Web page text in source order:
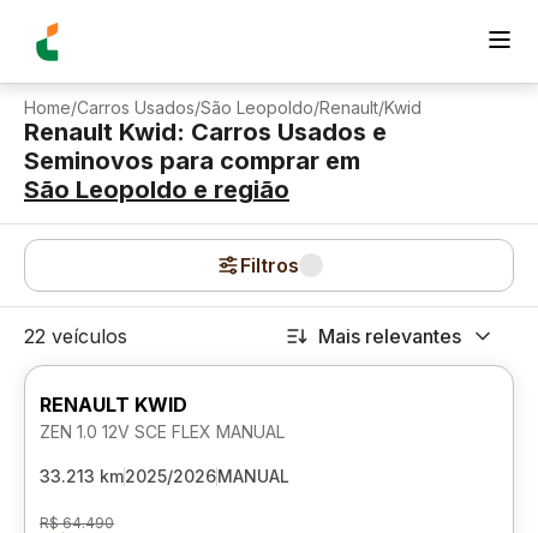
Home/Carros Usados/São Leopoldo/Renault/Kwid
Renault Kwid: Carros Usados e
Seminovos para comprar em
São Leopoldo e região
Filtros
22 veículos Mais relevantes
RENAULT KWID
ZEN 1.0 12V SCE FLEX MANUAL
33.213 km2025/2026MANUAL
R$ 64.490